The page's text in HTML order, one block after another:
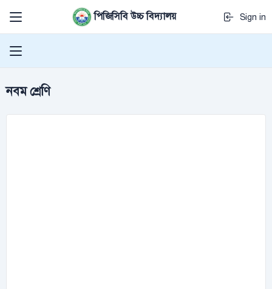
পিজিসিবি উচ্চ বিদ্যালয় Sign in
নবম শ্রেণি